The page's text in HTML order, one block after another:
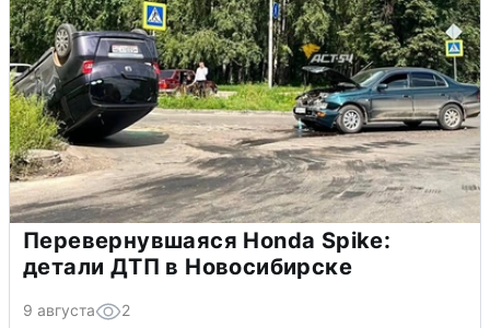
Перевернувшаяся Honda Spike:
детали ДТП в Новосибирске
9 августа 2